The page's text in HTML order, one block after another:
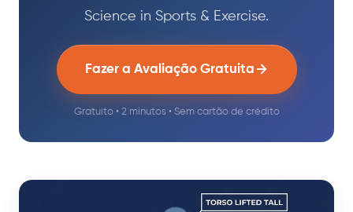
Science in Sports & Exercise.
Fazer a Avaliação Gratuita
Gratuito • 2 minutos • Sem cartão de crédito